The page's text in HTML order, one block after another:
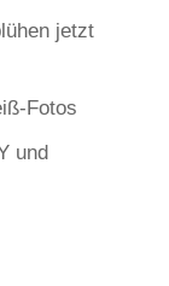
jetzt
Fotos
und